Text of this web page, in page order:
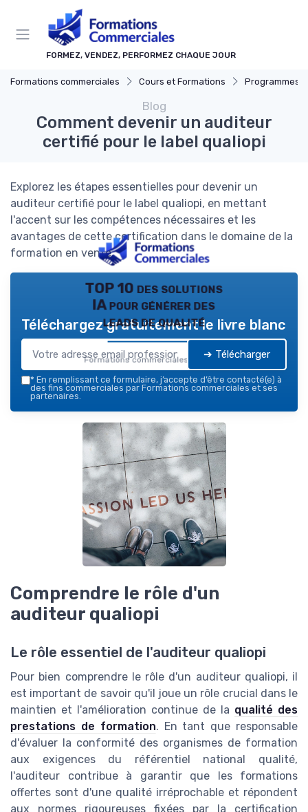
FORMEZ, VENDEZ, PERFORMEZ CHAQUE JOUR
Formations commerciales Cours et Formations Programmes
Blog
Comment devenir un auditeur
certifié pour le label qualiopi
Explorez les étapes essentielles pour devenir un
auditeur certifié pour le label qualiopi, en mettant
l'accent sur les compétences nécessaires et les
avantages de cette certification dans le domaine de la
formation en vente.
TOP 10 des solutions
IA pour générer des
leads de qualité
Formations commerciales — 2026
Téléchargez gratuitement le livre blanc
➔ Télécharger
* En remplissant ce formulaire, j’accepte d’être contacté(e) à
des fins commerciales par Formations commerciales et ses
partenaires.
Comprendre le rôle d'un
auditeur qualiopi
Le rôle essentiel de l'auditeur qualiopi
Pour bien comprendre le rôle d'un auditeur qualiopi, il
est important de savoir qu'il joue un rôle crucial dans le
maintien et l'amélioration continue de la qualité des
prestations de formation. En tant que responsable
d'évaluer la conformité des organismes de formation
aux exigences du référentiel national qualité,
l'auditeur contribue à garantir que les formations
offertes sont d'une qualité irréprochable et répondent
aux normes rigoureuses fixées par la certification
Panneau de gestion des cookies